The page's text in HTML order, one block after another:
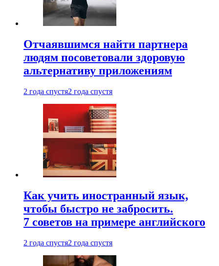
Отчаявшимся найти партнера
людям посоветовали здоровую
альтернативу приложениям
2 года спустя2 года спустя
Как учить иностранный язык,
чтобы быстро не забросить.
7 советов на примере английского
2 года спустя2 года спустя